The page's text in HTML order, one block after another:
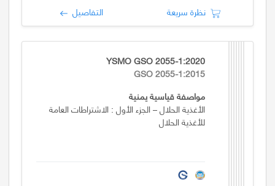
نظرة سريعة التفاصيل
YSMO GSO 2055-1:2020
GSO 2055-1:2015
مواصفة قياسية يمنية
الأغذية الحلال – الجزء الأول : الاشتراطات العامة
للأغذية الحلال